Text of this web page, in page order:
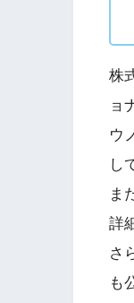
株
ョ
ウ
し
ま
詳
さ
も